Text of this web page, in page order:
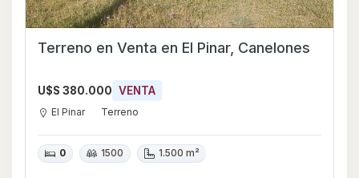
Terreno en Venta en El Pinar, Canelones
U$S 380.000 VENTA
El Pinar Terreno
0 1500 1.500 m²